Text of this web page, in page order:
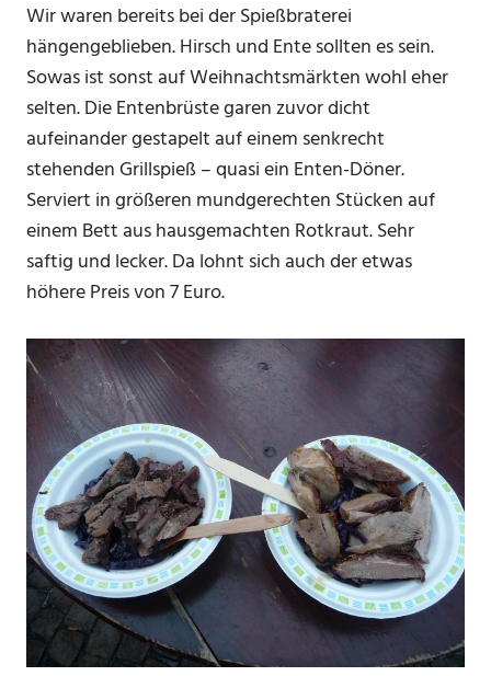
Wir waren bereits bei der Spießbraterei
hängengeblieben. Hirsch und Ente sollten es sein.
Sowas ist sonst auf Weihnachtsmärkten wohl eher
selten. Die Entenbrüste garen zuvor dicht
aufeinander gestapelt auf einem senkrecht
stehenden Grillspieß – quasi ein Enten-Döner.
Serviert in größeren mundgerechten Stücken auf
einem Bett aus hausgemachten Rotkraut. Sehr
saftig und lecker. Da lohnt sich auch der etwas
höhere Preis von 7 Euro.